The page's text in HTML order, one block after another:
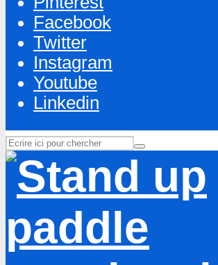
Facebook
Twitter
Instagram
Youtube
Linkedin